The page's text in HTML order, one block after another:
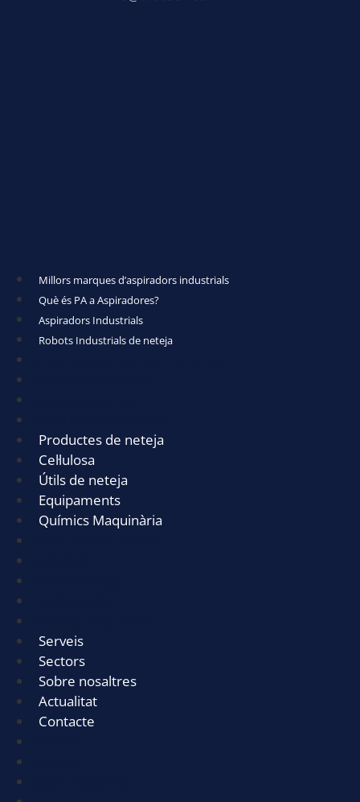
Millors marques d’aspiradors industrials
Què és PA a Aspiradores?
Aspiradors Industrials
Robots Industrials de neteja
Productes de neteja
Cel·lulosa
Útils de neteja
Equipaments
Químics Maquinària
Serveis
Sectors
Sobre nosaltres
Actualitat
Contacte